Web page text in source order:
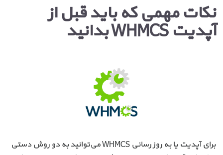
نکات مهمی که باید قبل از
آپدیت WHMCS بدانید
برای آپدیت یا به روز رسانی WHMCS می‌توانید به دو روش دستی